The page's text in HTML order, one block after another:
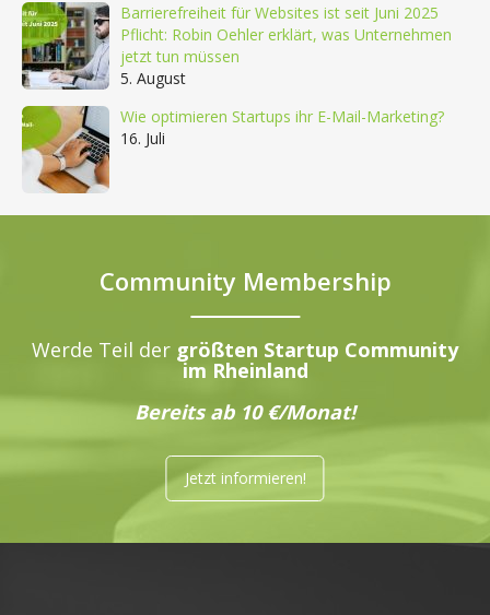
Barrierefreiheit für Websites ist seit Juni 2025
Pflicht: Robin Oehler erklärt, was Unternehmen
jetzt tun müssen
5. August
Wie optimieren Startups ihr E-Mail-Marketing?
16. Juli
Community Membership
Werde Teil der größten Startup Community
im Rheinland
Bereits ab 10 €/Monat!
Jetzt informieren!